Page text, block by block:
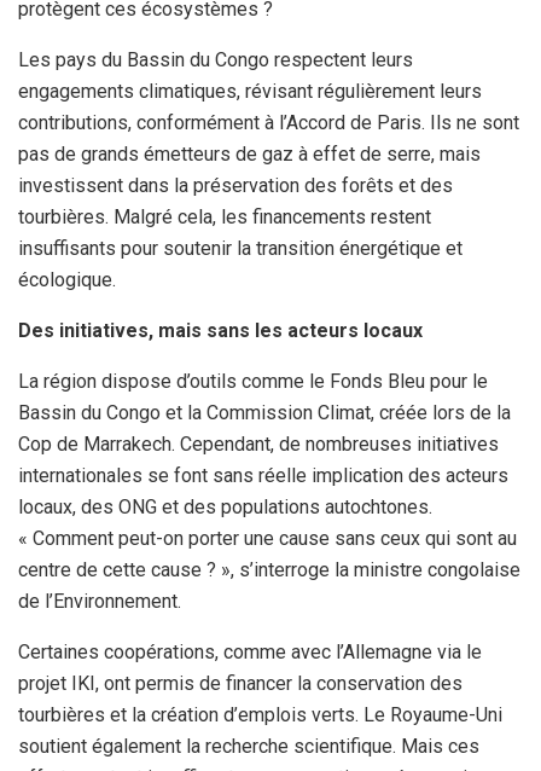
protègent ces écosystèmes ?
Les pays du Bassin du Congo respectent leurs
engagements climatiques, révisant régulièrement leurs
contributions, conformément à l’Accord de Paris. Ils ne sont
pas de grands émetteurs de gaz à effet de serre, mais
investissent dans la préservation des forêts et des
tourbières. Malgré cela, les financements restent
insuffisants pour soutenir la transition énergétique et
écologique.
Des initiatives, mais sans les acteurs locaux
La région dispose d’outils comme le Fonds Bleu pour le
Bassin du Congo et la Commission Climat, créée lors de la
Cop de Marrakech. Cependant, de nombreuses initiatives
internationales se font sans réelle implication des acteurs
locaux, des ONG et des populations autochtones.
« Comment peut-on porter une cause sans ceux qui sont au
centre de cette cause ? », s’interroge la ministre congolaise
de l’Environnement.
Certaines coopérations, comme avec l’Allemagne via le
projet IKI, ont permis de financer la conservation des
tourbières et la création d’emplois verts. Le Royaume-Uni
soutient également la recherche scientifique. Mais ces